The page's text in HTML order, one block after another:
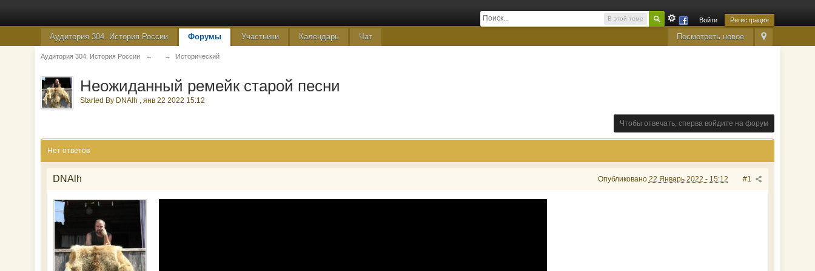
В этой теме Войти Регистрация
Посмотреть новое
Аудитория 304. История России Форумы Участники Календарь Чат
Аудитория 304. История России → → Исторический
Неожиданный ремейк старой песни
Started By DNAlh ,янв 22 2022 15:12
Чтобы отвечать, сперва войдите на форум
Нет ответов
#1
DNAlh Опубликовано 22 Январь 2022 - 15:12